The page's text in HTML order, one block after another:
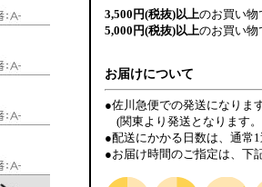
3,500円(税抜)以上のお買い物
5,000円(税抜)以上のお買い物
お届けについて
●佐川急便での発送になりま
(関東より発送となります
●配送にかかる日数は、通常
●お届け時間のご指定は、下